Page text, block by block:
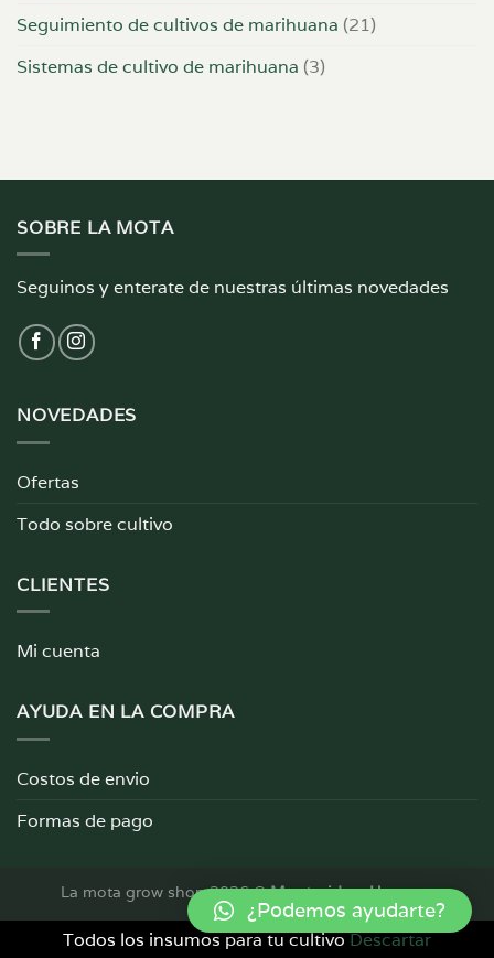
Seguimiento de cultivos de marihuana (21)
Sistemas de cultivo de marihuana (3)
SOBRE LA MOTA
Seguinos y enterate de nuestras últimas novedades
NOVEDADES
Ofertas
Todo sobre cultivo
CLIENTES
Mi cuenta
AYUDA EN LA COMPRA
Costos de envio
Formas de pago
La mota grow shop 2026 ©Montevideo, Uruguay
Todos los insumos para tu cultivoDescartar
¿Podemos ayudarte?